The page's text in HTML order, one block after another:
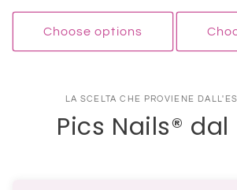
price
price
Choose options
LA SCELTA CHE PROVIENE
Pics Nails® dal